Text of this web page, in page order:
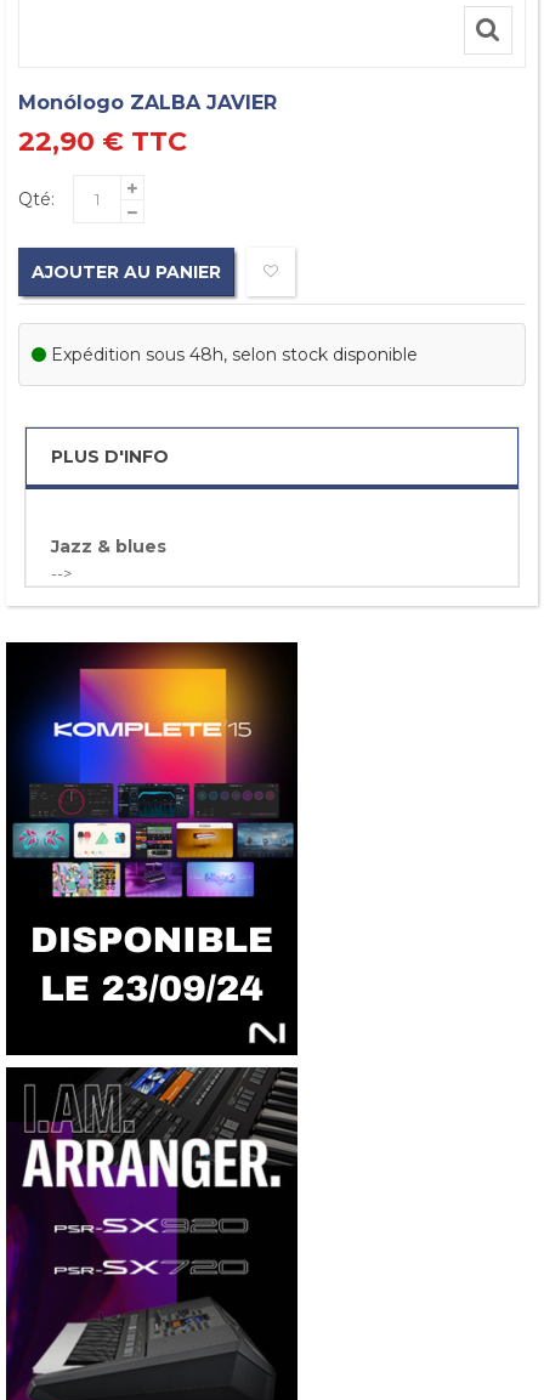
Monólogo ZALBA JAVIER
22,90 € TTC
Qté:
AJOUTER AU PANIER
Expédition sous 48h, selon stock disponible
PLUS D'INFO
Jazz & blues
-->